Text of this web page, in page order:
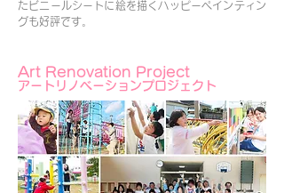
たビニールシートに絵を描くハッピーペインティン
グも好評です。
Art Renovation Project
アートリノベーションプロジェクト